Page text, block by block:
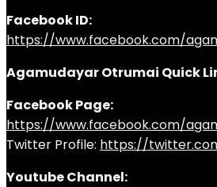
Facebook ID:
https://www.facebook.com/
Agamudayar Otrumai Quick
Facebook Page:
https://www.facebook.com/
Twitter Profile: https://
Youtube Channel: